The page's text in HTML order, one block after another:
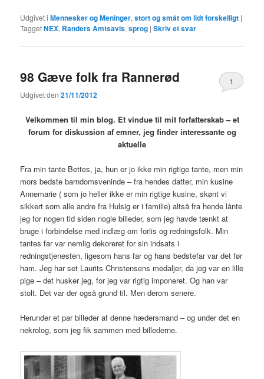
Udgivet i Mennesker og Meninger,stort og småt om lidt forskelligt |
TaggetNEX, Randers Amtsavis,sprog |Skriv et svar
98 Gæve folk fra Rannerød
Udgivet den21/11/2012
1
Velkommen til min blog. Et vindue til mit forfatterskab – et
forum for diskussion af emner, jeg finder interessante og
aktuelle
Fra min tante Bettes, ja, hun er jo ikke min rigtige tante, men min
mors bedste barndomsveninde – fra hendes datter, min kusine
Annemarie ( som jo heller ikke er min rigtige kusine, skønt vi
sikkert som alle andre fra Hulsig er i familie) altså fra hende lånte
jeg for nogen tid siden nogle billeder, som jeg havde tænkt at
bruge i forbindelse med indlæg om forlis og redningsfolk. Min
tantes far var nemlig dekoreret for sin indsats i
redningstjenesten, ligesom hans far og hans bedstefar var det før
ham. Jeg har set Laurits Christensens medaljer, da jeg var en lille
pige – det husker jeg, for jeg var rigtig imponeret. Og han var
stolt. Det var der også grund til. Men derom senere.
Herunder et par billeder af denne hædersmand – og under det en
nekrolog, som jeg fik sammen med billederne.